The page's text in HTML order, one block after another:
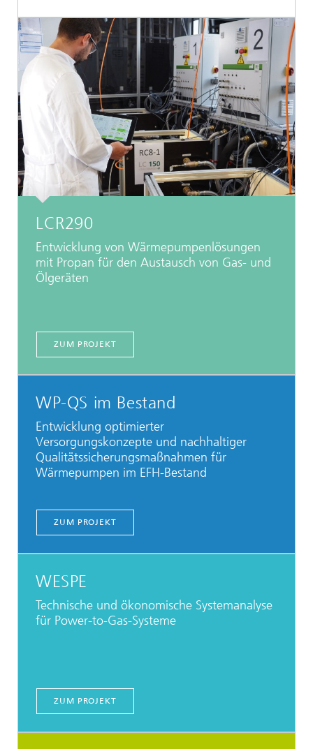
LCR290
Entwicklung von Wärmepumpenlösungen
mit Propan für den Austausch von Gas- und
Ölgeräten
ZUM PROJEKT
WP-QS im Bestand
Entwicklung optimierter
Versorgungskonzepte und nachhaltiger
Qualitätssicherungsmaßnahmen für
Wärmepumpen im EFH-Bestand
ZUM PROJEKT
WESPE
Technische und ökonomische Systemanalyse
für Power-to-Gas-Systeme
ZUM PROJEKT